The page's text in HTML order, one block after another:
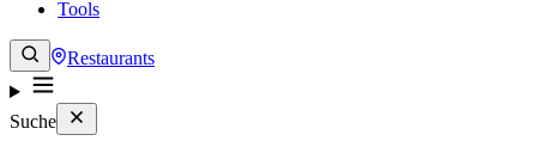
Tools
Restaurants
Suche